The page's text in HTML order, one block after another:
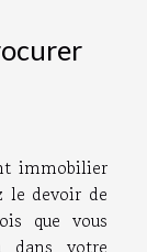
immobilier
le devoir de
que vous
dans votre